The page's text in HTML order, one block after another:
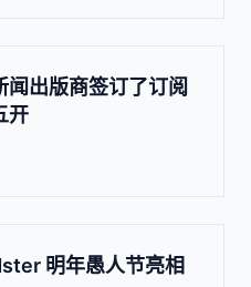
出版商签订了订阅
开
明年愚人节亮相